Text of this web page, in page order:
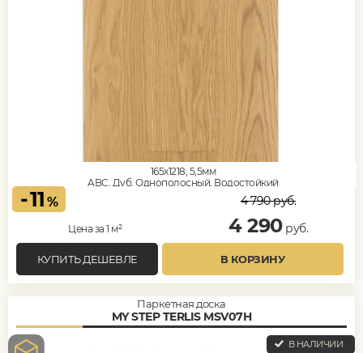
165x1218, 5,5мм
ABC, Дуб, Однополосный, Водостойкий
-11 %
Цена за 1 м²
4 790руб.
4 290руб.
КУПИТЬ ДЕШЕВЛЕ В КОРЗИНУ
Паркетная доска
MY STEP TERLIS MSV07H
В НАЛИЧИИ